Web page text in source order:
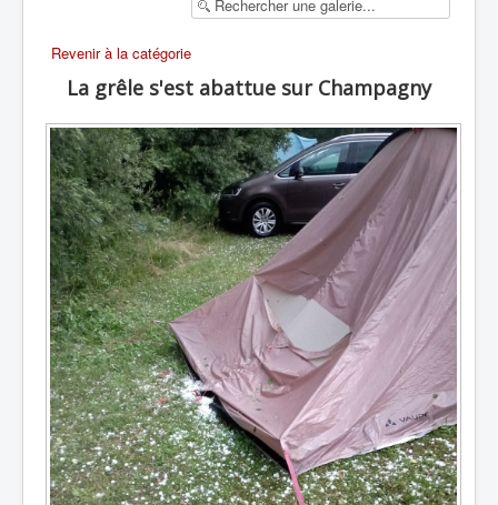
Revenir à la catégorie
La grêle s'est abattue sur Champagny